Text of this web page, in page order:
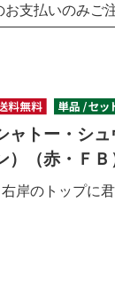
支払いのみご
ャトー・シ
）（赤・ＦＢ
右岸のトップに